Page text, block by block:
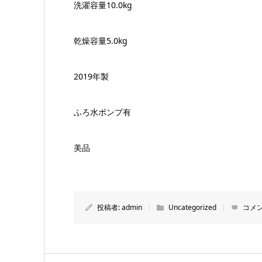
洗濯容量10.0kg
乾燥容量5.0kg
2019年製
ふろ水ポンプ有
美品
投稿者:admin Uncategorized コメ